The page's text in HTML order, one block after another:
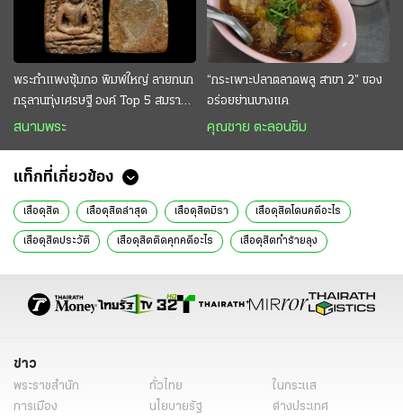
พระกำแพงซุ้มกอ พิมพ์ใหญ่ ลายกนก
กรุลานทุ่งเศรษฐี องค์ Top 5 สมราคา
หลักสิบล้าน
สนามพระ
“กระเพาะปลาตลาดพลู สาขา 2” ของ
อร่อยย่านบางแค
คุณชาย ตะลอนชิม
แท็กที่เกี่ยวข้อง
เสือดุสิต เสือดุสิตล่าสุด เสือดุสิตมิรา เสือดุสิตโดนคดีอะไร
เสือดุสิตประวัติ เสือดุสิตติดคุกคดีอะไร เสือดุสิตทําร้ายลุง
ข่าววันนี้ ไทยรัฐฉบับพิมพ์ ข่าวหน้า1
ข่าว
พระราชสำนัก ทั่วไทย
ในกระแส
การเมือง
นโยบายรัฐ
ต่างประเทศ